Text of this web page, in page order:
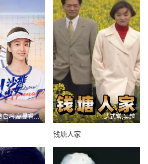
张雪迎,许龄月,费启鸣,高旻睿,苏可,张棪琰 达式常,吴越
钱塘人家